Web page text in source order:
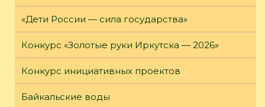
«Дети России — сила государства»
Конкурс «Золотые руки Иркутска — 2026»
Конкурс инициативных проектов
Байкальские воды